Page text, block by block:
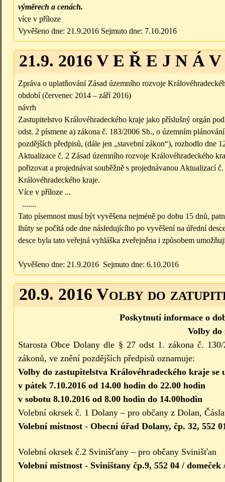
výměrech a cenách.
více v příloze
Vyvěšeno dne: 21.9.2016 Sejmuto dne: 7.10.2016
21.9. 2016 V E Ř E J N Á
Zpráva o uplatňování Zásad územního rozvoje
období (červenec 2014 – září 2016)
návrh
Zastupitelstvo Královéhradeckého kraje jako příslušný orgán
odst. 2 písmene a) zákona č. 183/2006 Sb., o územním
pozdějších předpisů, (dále jen „stavební zákon“), rozhodlo dne
Aktualizace č. 2 Zásad územního rozvoje Královéhradeckého
pořizovat a projednávat souběžně s projednávanou Aktualizací
Královéhradeckého kraje.
Více v příloze ...
.......
Tato písemnost musí být vyvěšena nejméně po dobu 15 dnů,
lhůty se počítá ode dne následujícího po vyvěšení na úřední
desce byla tato veřejná vyhláška zveřejněna i způsobem
Vyvěšeno dne: 21.9.2016 Sejmuto dne: 6.10.2016
20.9. 2016 Volby do
Poskytnutí informace o
Volby do
Starosta Obce Dolany dle § 27 odst 1. zákona č.
zákonů, ve znění pozdějších předpisů oznamuje:
Volby do zastupitelstva Královéhradeckého kraje se
v pátek 7.10.2016 od 14.00 hodin do 22.00 hodin
v sobotu 8.10.2016 od 8.00 hodin do 14.00hodin
Volební okrsek č. 1 Dolany – pro občany z Dolan,
Volební místnost - Obecní úřad Dolany, čp. 32, 552
Volební okrsek č.2 Svinišťany – pro občany Svinišťan
Volební místnost - Sviništany čp.9, 552 04 / domeček